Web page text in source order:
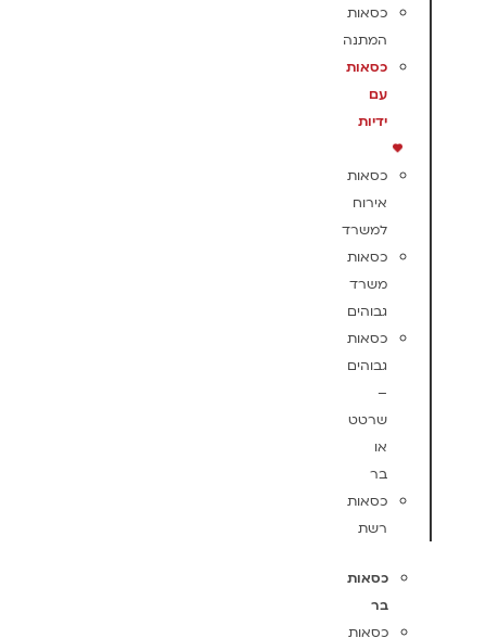
כסאות
המתנה
כסאות
עם
ידיות
כסאות
אירוח
למשרד
כסאות
משרד
גבוהים
כסאות
גבוהים
–
שרטט
או
בר
כסאות
רשת
כסאות
בר
כסאות